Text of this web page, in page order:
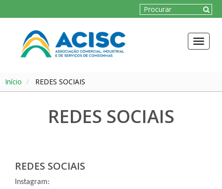
Toggle
Início REDES SOCIAIS
REDES SOCIAIS
REDES SOCIAIS
Instagram: